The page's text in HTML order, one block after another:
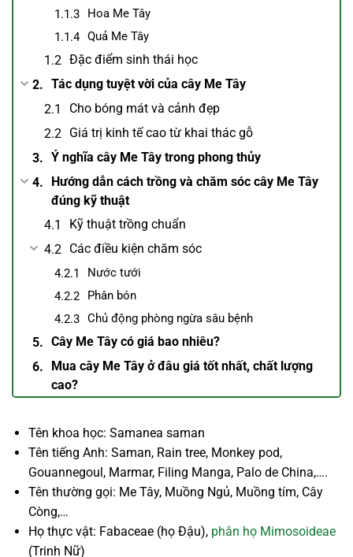
Hoa Me Tây
Quả Me Tây
Đặc điểm sinh thái học
Tác dụng tuyệt vời của cây Me Tây
Cho bóng mát và cảnh đẹp
Giá trị kinh tế cao từ khai thác gỗ
Ý nghĩa cây Me Tây trong phong thủy
Hướng dẫn cách trồng và chăm sóc cây Me Tây
đúng kỹ thuật
Kỹ thuật trồng chuẩn
Các điều kiện chăm sóc
Nước tưới
Phân bón
Chủ động phòng ngừa sâu bệnh
Cây Me Tây có giá bao nhiêu?
Mua cây Me Tây ở đâu giá tốt nhất, chất lượng
cao?
Tên khoa học: Samanea saman
Tên tiếng Anh: Saman, Rain tree, Monkey pod,
Gouannegoul, Marmar, Filing Manga, Palo de China,….
Tên thường gọi: Me Tây, Muồng Ngủ, Muồng tím, Cây
Còng,…
Họ thực vật: Fabaceae (họ Đậu), phân họ Mimosoideae
(Trinh Nữ)